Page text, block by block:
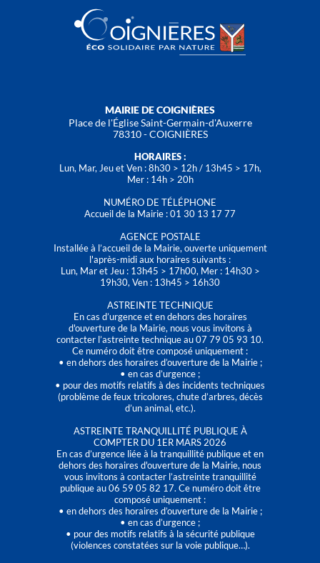
MAIRIE DE COIGNIÈRES
Place de l'Église Saint-Germain-d'Auxerre
78310 - COIGNIÈRES
HORAIRES :
Lun, Mar, Jeu et Ven : 8h30 > 12h / 13h45 > 17h,
Mer : 14h > 20h
NUMÉRO DE TÉLÉPHONE
Accueil de la Mairie : 01 30 13 17 77
AGENCE POSTALE
Installée à l’accueil de la Mairie, ouverte uniquement
l'après-midi aux horaires suivants :
Lun, Mar et Jeu : 13h45 > 17h00, Mer : 14h30 >
19h30, Ven : 13h45 > 16h30
ASTREINTE TECHNIQUE
En cas d’urgence et en dehors des horaires
d'ouverture de la Mairie, nous vous invitons à
contacter l’astreinte technique au 07 79 05 93 10.
Ce numéro doit être composé uniquement :
• en dehors des horaires d’ouverture de la Mairie ;
• en cas d’urgence ;
• pour des motifs relatifs à des incidents techniques
(problème de feux tricolores, chute d’arbres, décès
d’un animal, etc.).
ASTREINTE TRANQUILLITÉ PUBLIQUE À
COMPTER DU 1ER MARS 2026
En cas d’urgence liée à la tranquillité publique et en
dehors des horaires d'ouverture de la Mairie, nous
vous invitons à contacter l’astreinte tranquillité
publique au 06 59 05 82 17. Ce numéro doit être
composé uniquement :
• en dehors des horaires d’ouverture de la Mairie ;
• en cas d’urgence ;
• pour des motifs relatifs à la sécurité publique
(violences constatées sur la voie publique…).